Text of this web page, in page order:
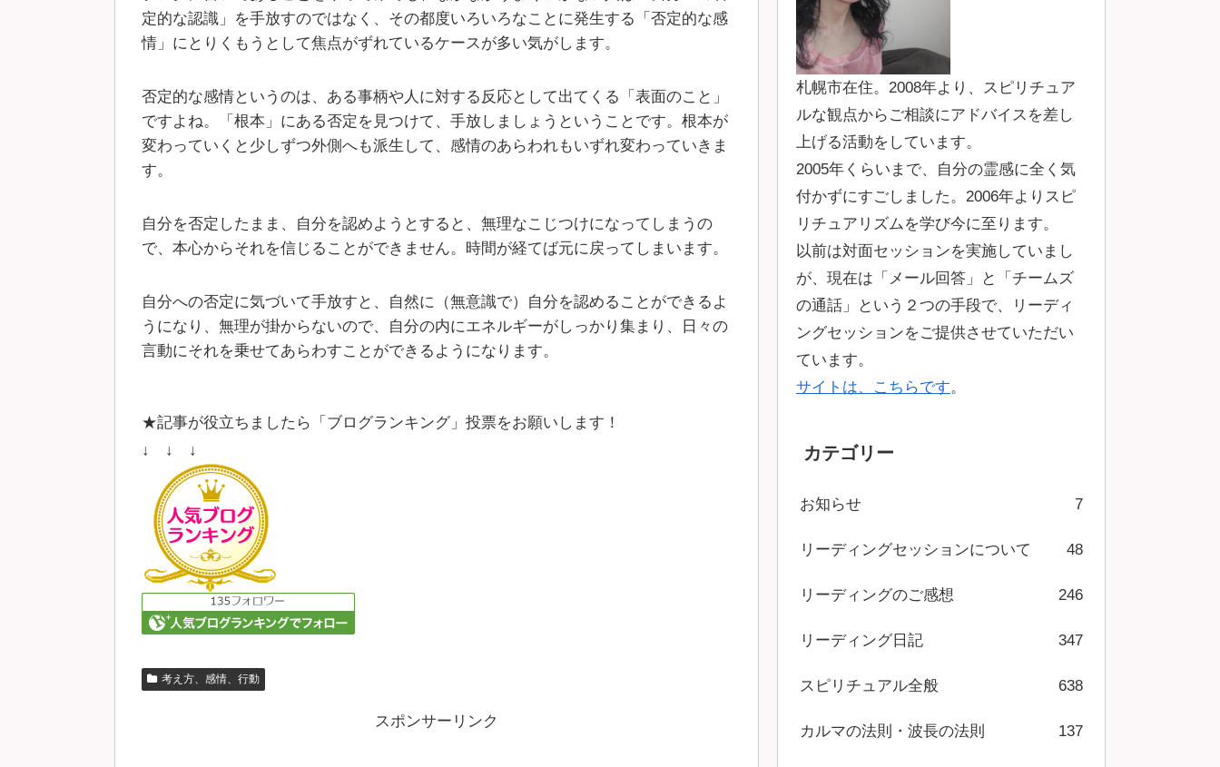
定的な認識」を手放すのではなく、その都度いろいろなことに発生する「否定的な感
情」にとりくもうとして焦点がずれているケースが多い気がします。
否定的な感情というのは、ある事柄や人に対する反応として出てくる「表面のこと」
ですよね。「根本」にある否定を見つけて、手放しましょうということです。根本が
変わっていくと少しずつ外側へも派生して、感情のあらわれもいずれ変わっていきま
す。
自分を否定したまま、自分を認めようとすると、無理なこじつけになってしまうの
で、本心からそれを信じることができません。時間が経てば元に戻ってしまいます。
自分への否定に気づいて手放すと、自然に（無意識で）自分を認めることができるよ
うになり、無理が掛からないので、自分の内にエネルギーがしっかり集まり、日々の
言動にそれを乗せてあらわすことができるようになります。
★記事が役立ちましたら「ブログランキング」投票をお願いします！
↓ ↓ ↓
考え方、感情、行動
スポンサーリンク
札幌市在住。2008年より、スピリチュア
ルな観点からご相談にアドバイスを差し
上げる活動をしています。
2005年くらいまで、自分の霊感に全く気
付かずにすごしました。2006年よりスピ
リチュアリズムを学び今に至ります。
以前は対面セッションを実施していまし
が、現在は「メール回答」と「チームズ
の通話」という２つの手段で、リーディ
ングセッションをご提供させていただい
ています。
サイトは、こちらです。
カテゴリー
お知らせ 7
リーディングセッションについて 48
リーディングのご感想 246
リーディング日記 347
スピリチュアル全般 638
カルマの法則・波長の法則 137